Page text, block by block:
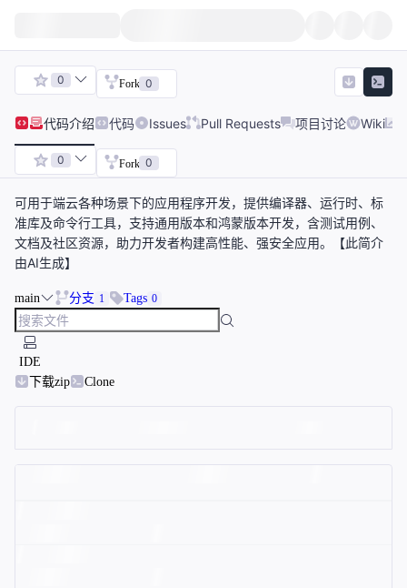
0 Fork 0
代码介绍 代码 Issues Pull Requests 项目讨论 Wiki
0 Fork 0
可用于端云各种场景下的应用程序开发，提供编译器、运行时、标
准库及命令行工具，支持通用版本和鸿蒙版本开发，含测试用例、
文档及社区资源，助力开发者构建高性能、强安全应用。【此简介
由AI生成】
main 分支 1 Tags 0
IDE
下载zip
Clone